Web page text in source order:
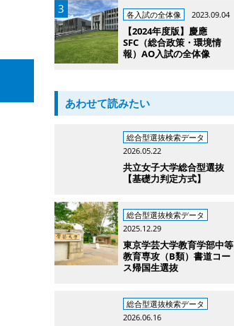
各入試の全体像 2023.09.04
【2024年度版】慶應
SFC（総合政策・環境情
報）AO入試の全体像
あわせて読みたい
総合型選抜検索データ
2026.05.22
共立女子大学総合型選抜
【基礎力判定方式】
総合型選抜検索データ
2025.12.29
東京学芸大学教育学部中等
教育専攻（B類）書道コー
ス帰国生選抜
総合型選抜検索データ
2026.06.16